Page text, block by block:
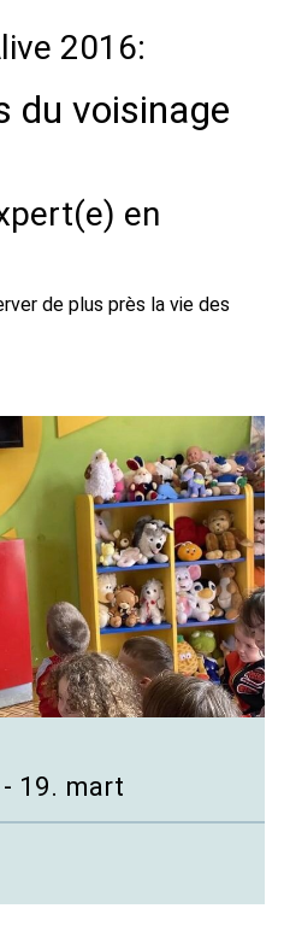
2016:
du voisinage
en
de plus près la vie des
19. mart